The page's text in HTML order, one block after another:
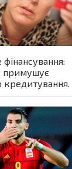
примушує
кредитування.